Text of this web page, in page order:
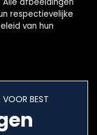
respectievelijke
van hun
BEST